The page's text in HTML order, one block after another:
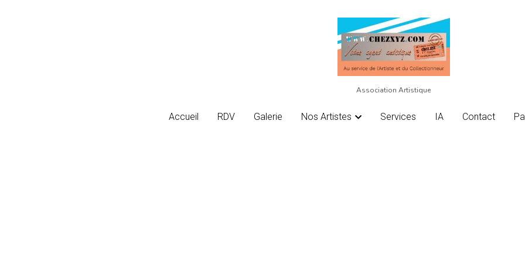
Association Artistique
Accueil RDV Galerie Nos Artistes Services IA Contact
Association Artistique
Accueil RDV Galerie Nos Artistes Services IA Contact